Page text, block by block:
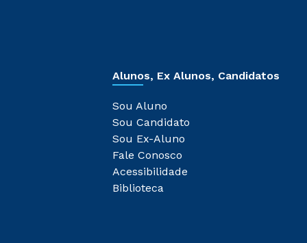
Alunos, Ex Alunos, Candidatos
Sou Aluno
Sou Candidato
Sou Ex-Aluno
Fale Conosco
Acessibilidade
Biblioteca